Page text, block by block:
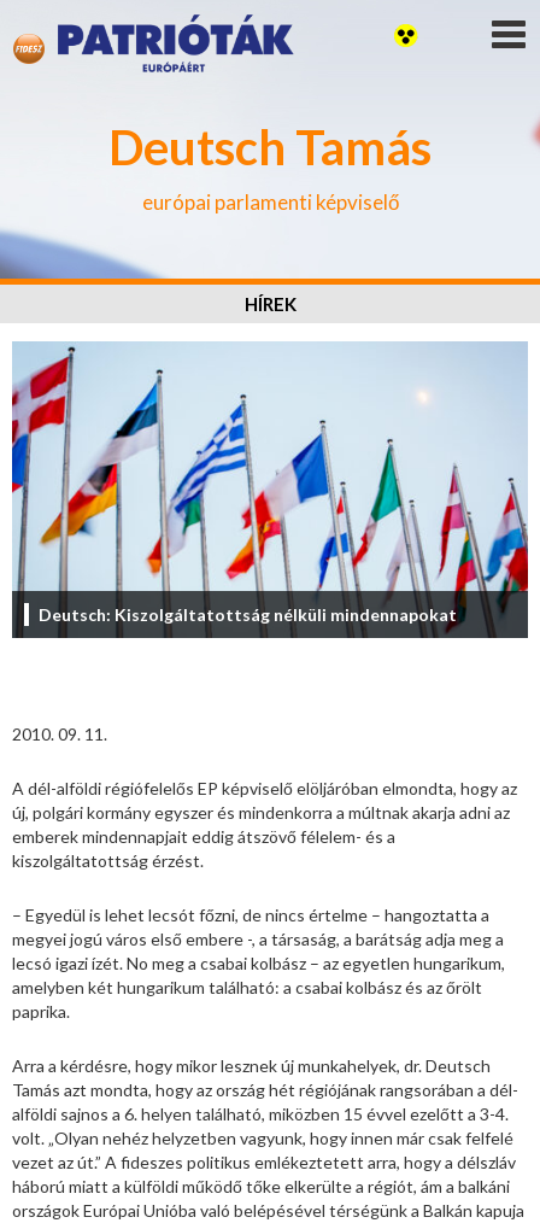
Deutsch Tamás
európai parlamenti képviselő
HÍREK
Deutsch: Kiszolgáltatottság nélküli mindennapokat
2010. 09. 11.
A dél-alföldi régiófelelős EP képviselő elöljáróban elmondta, hogy az
új, polgári kormány egyszer és mindenkorra a múltnak akarja adni az
emberek mindennapjait eddig átszövő félelem- és a
kiszolgáltatottság érzést.
– Egyedül is lehet lecsót főzni, de nincs értelme – hangoztatta a
megyei jogú város első embere -, a társaság, a barátság adja meg a
lecsó igazi ízét. No meg a csabai kolbász – az egyetlen hungarikum,
amelyben két hungarikum található: a csabai kolbász és az őrölt
paprika.
Arra a kérdésre, hogy mikor lesznek új munkahelyek, dr. Deutsch
Tamás azt mondta, hogy az ország hét régiójának rangsorában a dél-
alföldi sajnos a 6. helyen található, miközben 15 évvel ezelőtt a 3-4.
volt. „Olyan nehéz helyzetben vagyunk, hogy innen már csak felfelé
vezet az út.” A fideszes politikus emlékeztetett arra, hogy a délszláv
háború miatt a külföldi működő tőke elkerülte a régiót, ám a balkáni
országok Európai Unióba való belépésével térségünk a Balkán kapuja